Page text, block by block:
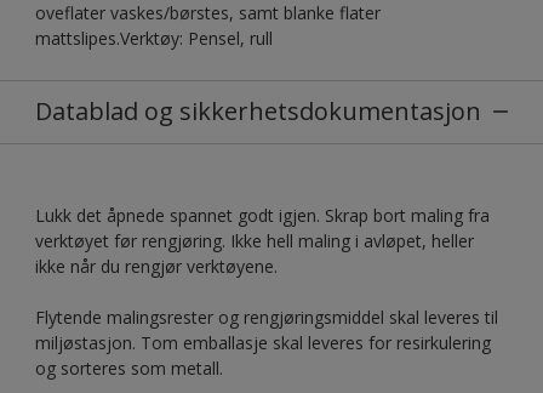
oveflater vaskes/børstes, samt blanke flater
mattslipes.Verktøy: Pensel, rull
Datablad og sikkerhetsdokumentasjon
Lukk det åpnede spannet godt igjen. Skrap bort maling fra
verktøyet før rengjøring. Ikke hell maling i avløpet, heller
ikke når du rengjør verktøyene.
Flytende malingsrester og rengjøringsmiddel skal leveres til
miljøstasjon. Tom emballasje skal leveres for resirkulering
og sorteres som metall.